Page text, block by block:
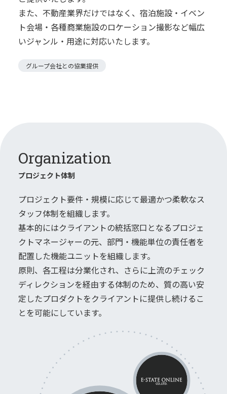
また、不動産業界だけではなく、宿泊施設・イベン
ト会場・各種商業施設のロケーション撮影など幅広
いジャンル・用途に対応いたします。
グループ会社との協業提供
Organization
プロジェクト体制
プロジェクト要件・規模に応じて最適かつ柔軟なス
タッフ体制を組織します。
基本的にはクライアントの統括窓口となるプロジェ
クトマネージャーの元、部門・機能単位の責任者を
配置した機能ユニットを組織します。
原則、各工程は分業化され、さらに上流のチェック
ディレクションを経由する体制のため、質の高い安
定したプロダクトをクライアントに提供し続けるこ
とを可能にしています。